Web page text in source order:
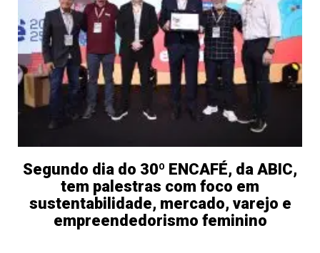
Segundo dia do 30º ENCAFÉ, da ABIC,
tem palestras com foco em
sustentabilidade, mercado, varejo e
empreendedorismo feminino